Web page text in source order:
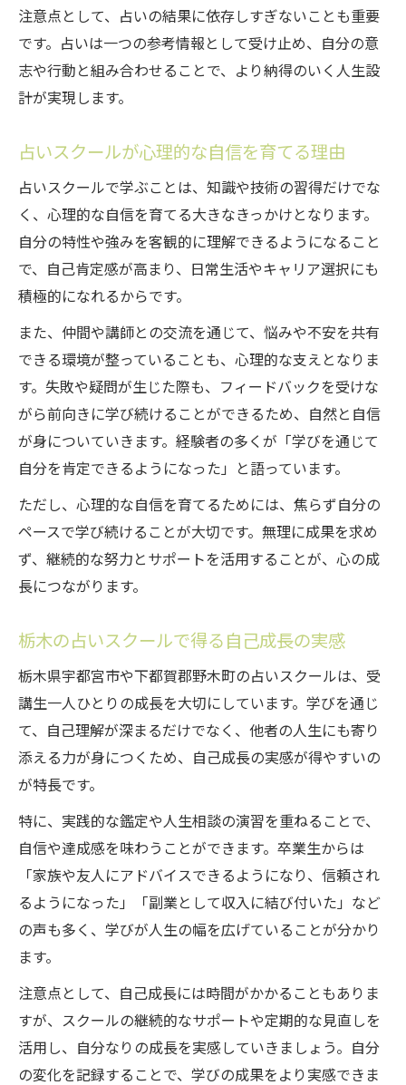
注意点として、占いの結果に依存しすぎないことも重要
です。占いは一つの参考情報として受け止め、自分の意
志や行動と組み合わせることで、より納得のいく人生設
計が実現します。
占いスクールが心理的な自信を育てる理由
占いスクールで学ぶことは、知識や技術の習得だけでな
く、心理的な自信を育てる大きなきっかけとなります。
自分の特性や強みを客観的に理解できるようになること
で、自己肯定感が高まり、日常生活やキャリア選択にも
積極的になれるからです。
また、仲間や講師との交流を通じて、悩みや不安を共有
できる環境が整っていることも、心理的な支えとなりま
す。失敗や疑問が生じた際も、フィードバックを受けな
がら前向きに学び続けることができるため、自然と自信
が身についていきます。経験者の多くが「学びを通じて
自分を肯定できるようになった」と語っています。
ただし、心理的な自信を育てるためには、焦らず自分の
ペースで学び続けることが大切です。無理に成果を求め
ず、継続的な努力とサポートを活用することが、心の成
長につながります。
栃木の占いスクールで得る自己成長の実感
栃木県宇都宮市や下都賀郡野木町の占いスクールは、受
講生一人ひとりの成長を大切にしています。学びを通じ
て、自己理解が深まるだけでなく、他者の人生にも寄り
添える力が身につくため、自己成長の実感が得やすいの
が特長です。
特に、実践的な鑑定や人生相談の演習を重ねることで、
自信や達成感を味わうことができます。卒業生からは
「家族や友人にアドバイスできるようになり、信頼され
るようになった」「副業として収入に結び付いた」など
の声も多く、学びが人生の幅を広げていることが分かり
ます。
注意点として、自己成長には時間がかかることもありま
すが、スクールの継続的なサポートや定期的な見直しを
活用し、自分なりの成長を実感していきましょう。自分
の変化を記録することで、学びの成果をより実感できま